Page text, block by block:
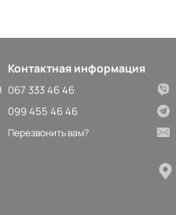
Контактная информация
067 333 46 46
099 455 46 46
Перезвонить вам?